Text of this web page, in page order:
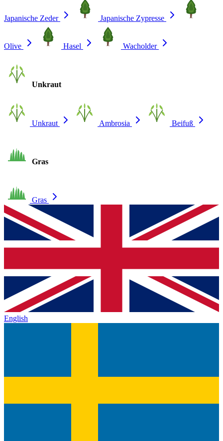
Japanische Zeder Japanische Zypresse
Olive Hasel Wacholder
Unkraut
Unkraut Ambrosia Beifuß
Gras
Gras
English